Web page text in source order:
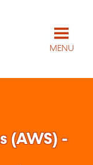
MENU
(AWS) -